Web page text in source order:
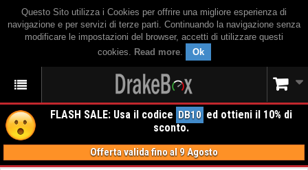
Questo Sito utilizza i Cookies per offrire una migliore esperienza di
navigazione e per servizi di terze parti. Continuando la navigazione senza
modificare le impostazioni del browser, accetti di utilizzare questi
cookies. Read more. Ok
FLASH SALE: Usa il codice DB10 ed ottieni il 10% di
sconto.
Offerta valida fino al 9 Agosto